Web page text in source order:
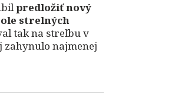
predložiť nový
strelných
tak na streľbu v
zahynulo najmenej